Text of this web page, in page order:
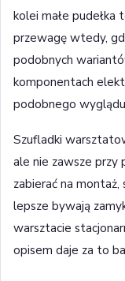
kolei małe pudełka
przewagę wtedy,
podobnych
komponentach
podobnego
Szufladki
ale nie zawsze przy
zabierać na
lepsze bywają
warsztacie
opisem daje za to